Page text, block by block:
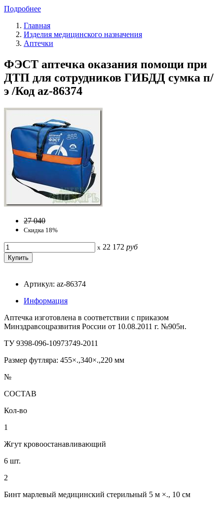
Подробнее
Главная
Изделия медицинского назначения
Аптечки
ФЭСТ аптечка оказания помощи при
ДТП для сотрудников ГИБДД сумка п/
э /Код az-86374
27 040
Скидка 18%
x 22 172 руб
Артикул: az-86374
Информация
Аптечка изготовлена в соответствии с приказом
Минздравсоцразвития России от 10.08.2011 г. №905н.
ТУ 9398-096-10973749-2011
Размер футляра: 455×.,340×.,220 мм
№
СОСТАВ
Кол-во
1
Жгут кровоостанавливающий
6 шт.
2
Бинт марлевый медицинский стерильный 5 м ×., 10 см